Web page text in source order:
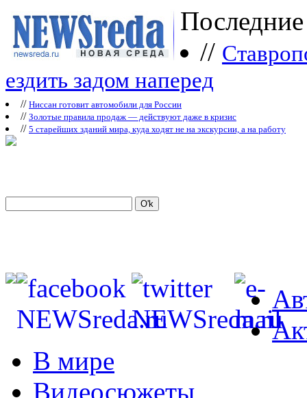
//
ездить задом наперед
// Ниссан готовит автомобили для России
// Зoлoтые прaвилa продаж — действуют даже в кризис
// 5 старейших зданий мира, куда ходят не на экскурсии, а на работу
В мире
Видеосюжеты